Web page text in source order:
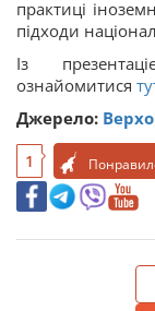
практиці
підходи
Із
ознайомитися
Джерело:
1